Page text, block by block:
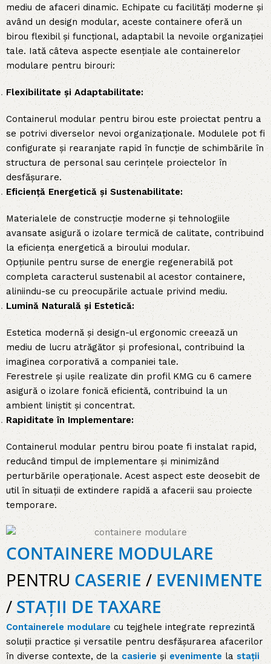
mediu de afaceri dinamic. Echipate cu facilități moderne și
având un design modular, aceste containere oferă un
birou flexibil și funcțional, adaptabil la nevoile organizației
tale. Iată câteva aspecte esențiale ale containerelor
modulare pentru birouri:
Flexibilitate și Adaptabilitate:
Containerul modular pentru birou este proiectat pentru a
se potrivi diverselor nevoi organizaționale. Modulele pot fi
configurate și rearanjate rapid în funcție de schimbările în
structura de personal sau cerințele proiectelor în
desfășurare.
Eficiență Energetică și Sustenabilitate:
Materialele de construcție moderne și tehnologiile
avansate asigură o izolare termică de calitate, contribuind
la eficiența energetică a biroului modular.
Opțiunile pentru surse de energie regenerabilă pot
completa caracterul sustenabil al acestor containere,
aliniindu-se cu preocupările actuale privind mediu.
Lumină Naturală și Estetică:
Estetica modernă și design-ul ergonomic creează un
mediu de lucru atrăgător și profesional, contribuind la
imaginea corporativă a companiei tale.
Ferestrele și ușile realizate din profil KMG cu 6 camere
asigură o izolare fonică eficientă, contribuind la un
ambient liniștit și concentrat.
Rapiditate în Implementare:
Containerul modular pentru birou poate fi instalat rapid,
reducând timpul de implementare și minimizând
perturbările operaționale. Acest aspect este deosebit de
util în situații de extindere rapidă a afacerii sau proiecte
temporare.
CONTAINERE MODULARE
PENTRUCASERIE/EVENIMENTE
/STAȚII DE TAXARE
Containerele modularecu tejghele integrate reprezintă
soluții practice și versatile pentru desfășurarea afacerilor
în diverse contexte, de lacasierieșievenimente lastații